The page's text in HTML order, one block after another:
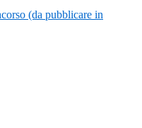
(da pubblicare in